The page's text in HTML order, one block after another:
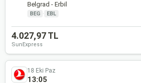
Belgrad - Erbil
BEG · EBL
4.027,97 TL
SunExpress
18 Eki Paz
13:05